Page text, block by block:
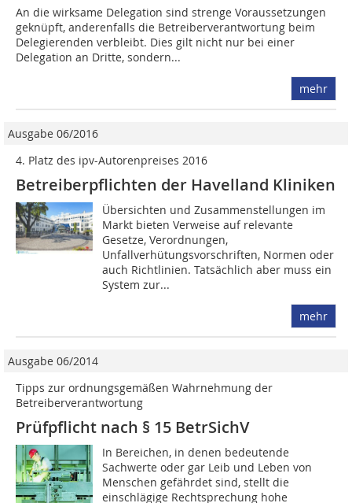
An die wirksame Delegation sind strenge Voraussetzungen
geknüpft, anderenfalls die Betreiberverantwortung beim
Delegierenden verbleibt. Dies gilt nicht nur bei einer
Delegation an Dritte, sondern...
mehr
Ausgabe 06/2016
4. Platz des ipv-Autorenpreises 2016
Betreiberpflichten der Havelland Kliniken
Übersichten und Zusammenstellungen im
Markt bieten Verweise auf relevante
Gesetze, Verordnungen,
Unfallverhütungsvorschriften, Normen oder
auch Richtlinien. Tatsächlich aber muss ein
System zur...
mehr
Ausgabe 06/2014
Tipps zur ordnungsgemäßen Wahrnehmung der
Betreiberverantwortung
Prüfpflicht nach § 15 BetrSichV
In Bereichen, in denen bedeutende
Sachwerte oder gar Leib und Leben von
Menschen gefährdet sind, stellt die
einschlägige Rechtsprechung hohe